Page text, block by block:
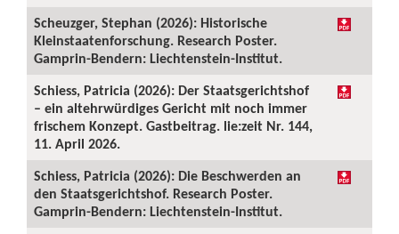
Scheuzger, Stephan (2026): Historische
Kleinstaatenforschung. Research Poster.
Gamprin-Bendern: Liechtenstein-Institut.
Schiess, Patricia (2026): Der Staatsgerichtshof
– ein altehrwürdiges Gericht mit noch immer
frischem Konzept. Gastbeitrag. lie:zeit Nr. 144,
11. April 2026.
Schiess, Patricia (2026): Die Beschwerden an
den Staatsgerichtshof. Research Poster.
Gamprin-Bendern: Liechtenstein-Institut.